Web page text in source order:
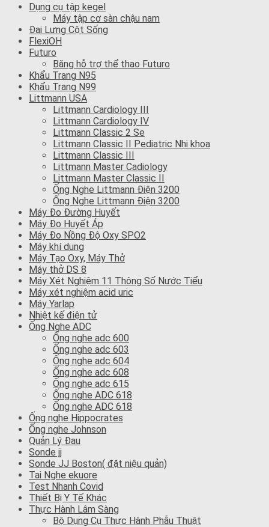
Dụng cụ tập kegel
Máy tập cơ sàn chậu nam
Đai Lưng Cột Sống
FlexiOH
Futuro
Băng hỗ trợ thể thao Futuro
Khẩu Trang N95
Khẩu Trang N99
Littmann USA
Littmann Cardiology III
Littmann Cardiology IV
Littmann Classic 2 Se
Littmann Classic II Pediatric Nhi khoa
Littmann Classic III
Littmann Master Cadiology
Littmann Master Classic II
Ống Nghe Littmann Điện 3200
Ống Nghe Littmann Điện 3200
Máy Đo Đường Huyết
Máy Đo Huyết Áp
Máy Đo Nồng Độ Oxy SPO2
Máy khí dung
Máy Tạo Oxy, Máy Thở
Máy thở DS 8
Máy Xét Nghiệm 11 Thông Số Nước Tiểu
Máy xét nghiệm acid uric
Máy Yarlap
Nhiệt kế điện tử
Ống Nghe ADC
Ống nghe adc 600
Ống nghe adc 603
Ống nghe adc 604
Ống nghe adc 608
Ống nghe adc 615
Ống nghe ADC 618
Ống nghe ADC 618
Ống nghe Hippocrates
Ống nghe Johnson
Quản Lý Đau
Sonde jj
Sonde JJ Boston( đặt niệu quản)
Tai Nghe ekuore
Test Nhanh Covid
Thiết Bị Y Tế Khác
Thực Hành Lâm Sàng
Bộ Dụng Cụ Thực Hành Phẫu Thuật